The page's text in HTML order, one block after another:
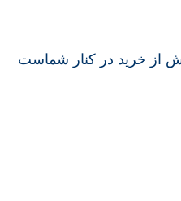
از خرید در کنار شماست